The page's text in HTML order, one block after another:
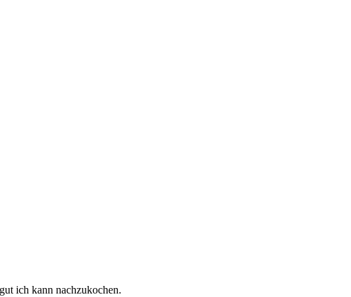
ich kann nachzukochen.